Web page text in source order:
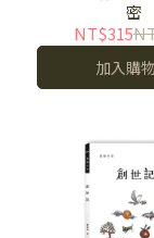
密
NT$315
加入購